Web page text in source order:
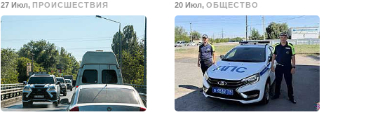
районы. Скидка.
Вызов бесплатный.
27 Июл, ПРОИСШЕСТВИЯ 20 Июл, ОБЩЕСТВО